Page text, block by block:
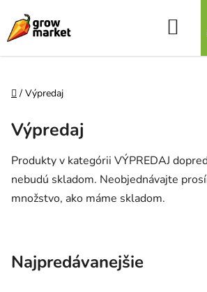
Domov
/ Výpredaj
Výpredaj
Produkty v kategórii VÝPREDAJ
nebudú skladom. Neobjednávajte
množstvo, ako máme skladom.
Najpredávanejšie